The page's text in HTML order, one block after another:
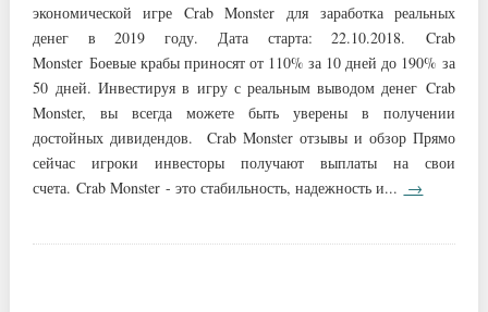
экономической игре Crab Monster для заработка реальных
денег в 2019 году. Дата старта: 22.10.2018. Crab
Monster Боевые крабы приносят от 110% за 10 дней до 190% за
50 дней. Инвестируя в игру с реальным выводом денег Crab
Monster, вы всегда можете быть уверены в получении
достойных дивидендов. Crab Monster отзывы и обзор Прямо
сейчас игроки инвесторы получают выплаты на свои
счета. Crab Monster - это стабильность, надежность и... →